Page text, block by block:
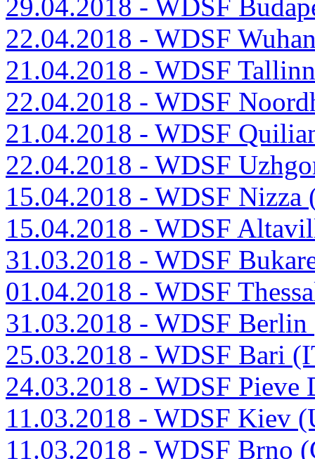
29.04.2018 - WDSF
22.04.2018 - WDSF
21.04.2018 - WDSF
22.04.2018 - WDSF
21.04.2018 - WDSF
22.04.2018 - WDSF
15.04.2018 - WDSF Nizza
15.04.2018 - WDSF
31.03.2018 - WDSF
01.04.2018 - WDSF
31.03.2018 - WDSF Berlin
25.03.2018 - WDSF Bari
24.03.2018 - WDSF Pieve
11.03.2018 - WDSF Kiev
11.03.2018 - WDSF Brno